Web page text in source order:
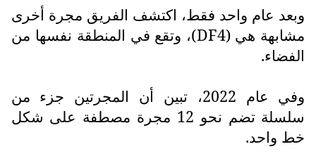
وبعد عام واحد فقط، اكتشف الفريق مجرة أخرى
مشابهة هي (DF4)، وتقع في المنطقة نفسها من
الفضاء.
وفي عام 2022، تبين أن المجرتين جزء من
سلسلة تضم نحو 12 مجرة مصطفة على شكل
خط واحد.